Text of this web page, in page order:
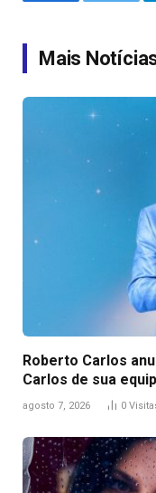
Mais
Roberto Carlos
Carlos de sua
agosto 7, 2026 0